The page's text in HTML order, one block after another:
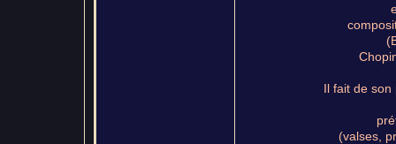
Il fait de son
(valses,